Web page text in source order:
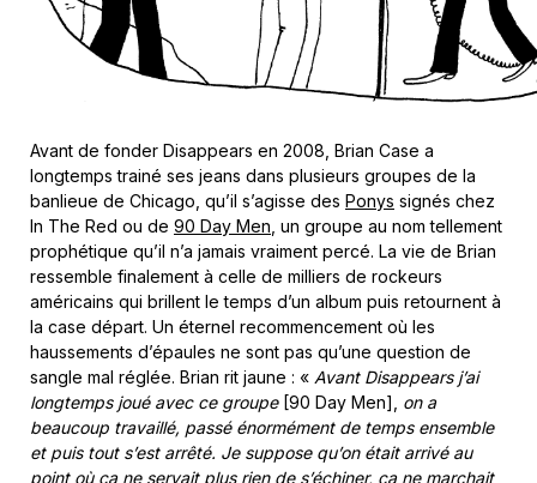
Avant de fonder Disappears en 2008, Brian Case a
longtemps trainé ses jeans dans plusieurs groupes de la
banlieue de Chicago, qu’il s’agisse des Ponys signés chez
In The Red ou de 90 Day Men , un groupe au nom tellement
prophétique qu’il n’a jamais vraiment percé. La vie de Brian
ressemble finalement à celle de milliers de rockeurs
américains qui brillent le temps d’un album puis retournent à
la case départ. Un éternel recommencement où les
haussements d’épaules ne sont pas qu’une question de
sangle mal réglée. Brian rit jaune : « Avant Disappears j’ai
longtemps joué avec ce groupe[90 Day Men], on a
beaucoup travaillé, passé énormément de temps ensemble
et puis tout s’est arrêté. Je suppose qu’on était arrivé au
point où ça ne servait plus rien de s’échiner, ça ne marchait